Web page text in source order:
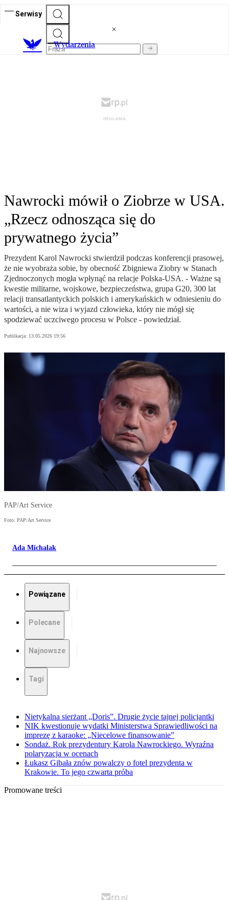
Serwisy
Wydarzenia
Nawrocki mówił o Ziobrze w USA.
„Rzecz odnosząca się do
prywatnego życia”
Prezydent Karol Nawrocki stwierdził podczas konferencji prasowej,
że nie wyobraża sobie, by obecność Zbigniewa Ziobry w Stanach
Zjednoczonych mogła wpłynąć na relacje Polska-USA. - Ważne są
kwestie militarne, wojskowe, bezpieczeństwa, grupa G20, 300 lat
relacji transatlantyckich polskich i amerykańskich w odniesieniu do
wartości, a nie wiza i wyjazd człowieka, który nie mógł się
spodziewać uczciwego procesu w Polsce - powiedział.
Publikacja: 13.05.2026 19:56
PAP/Art Service
Foto: PAP/Art Service
Ada Michalak
Powiązane
Polecane
Najnowsze
Tagi
Nietykalna sierżant „Doris”. Drugie życie tajnej policjantki
NIK kwestionuje wydatki Ministerstwa Sprawiedliwości na
imprezę z karaoke: „Niecelowe finansowanie”
Sondaż. Rok prezydentury Karola Nawrockiego. Wyraźna
polaryzacja w ocenach
Łukasz Gibała znów powalczy o fotel prezydenta w
Krakowie. To jego czwarta próba
Promowane treści